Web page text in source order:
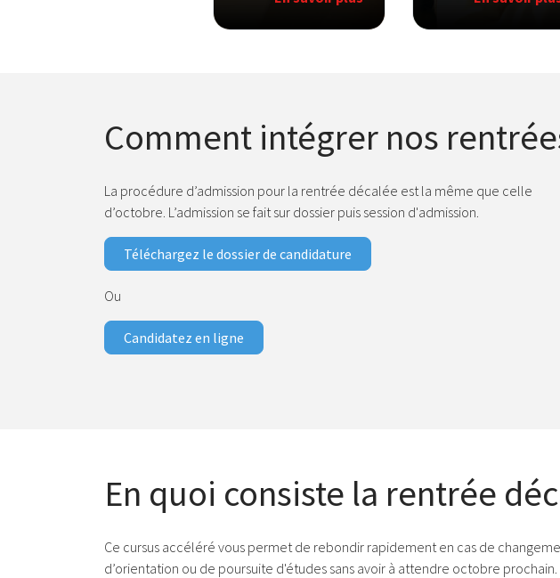
Comment intégrer nos
La procédure d’admission pour la rentrée décalée est la même que celle
d’octobre. L’admission se fait sur dossier puis session d'admission.
Téléchargez le dossier de candidature
Ou
Candidatez en ligne
En quoi consiste la rentrée
Ce cursus accéléré vous permet de rebondir rapidement en cas de
d’orientation ou de poursuite d'études sans avoir à attendre octobre prochain.